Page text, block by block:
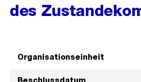
des
Organisationseinheit